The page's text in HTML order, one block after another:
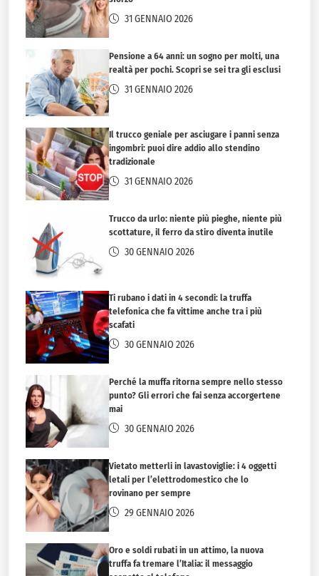
31 GENNAIO 2026
Pensione a 64 anni: un sogno per molti, una
realtà per pochi. Scopri se sei tra gli esclusi
31 GENNAIO 2026
Il trucco geniale per asciugare i panni senza
ingombri: puoi dire addio allo stendino
tradizionale
31 GENNAIO 2026
Trucco da urlo: niente più pieghe, niente più
scottature, il ferro da stiro diventa inutile
30 GENNAIO 2026
Ti rubano i dati in 4 secondi: la truffa
telefonica che fa vittime anche tra i più
scafati
30 GENNAIO 2026
Perché la muffa ritorna sempre nello stesso
punto? Gli errori che fai senza accorgertene
mai
30 GENNAIO 2026
Vietato metterli in lavastoviglie: i 4 oggetti
letali per l’elettrodomestico che lo
rovinano per sempre
29 GENNAIO 2026
Oro e soldi rubati in un attimo, la nuova
truffa fa tremare l’Italia: il messaggio